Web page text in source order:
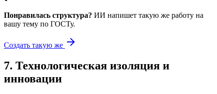
Понравилась структура? ИИ напишет такую же работу на
вашу тему по ГОСТу.
Создать такую же
7. Технологическая изоляция и
инновации